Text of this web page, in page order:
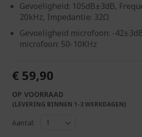
Gevoeligheid: 105dB±3dB,
20kHz, Impedantie: 32Ω
Gevoeligheid microfoon: -
microfoon: 50-10KHz
€ 59,90
OP VOORRAAD
(LEVERING BINNEN 1-3 WERKDAGEN)
Aantal: